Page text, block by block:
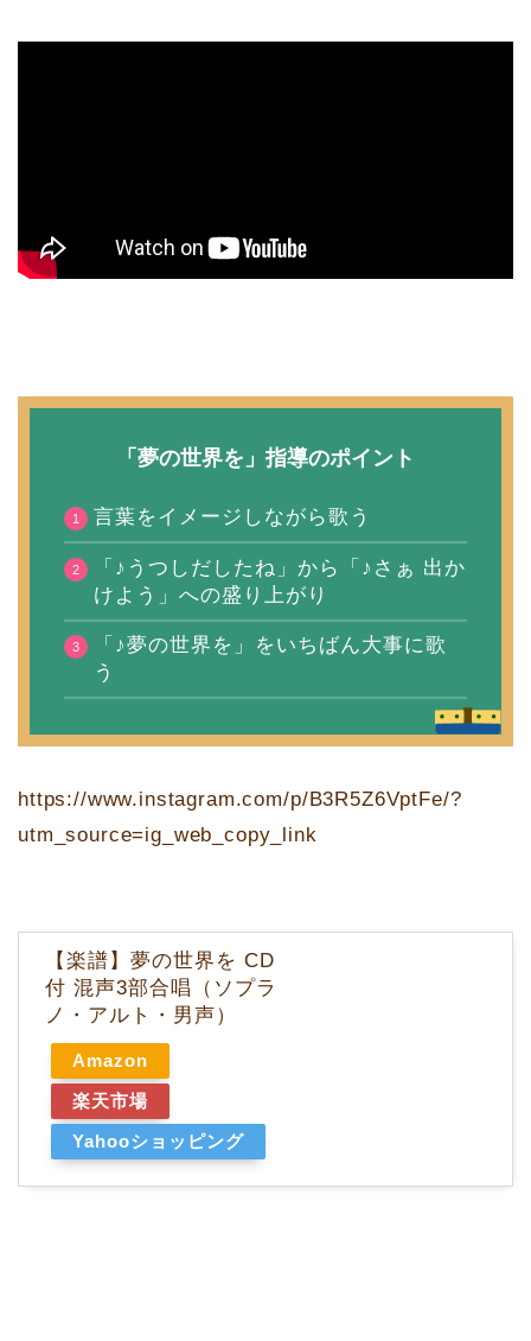
「夢の世界を」指導のポイント
言葉をイメージしながら歌う
「♪うつしだしたね」から「♪さぁ 出か
けよう」への盛り上がり
「♪夢の世界を」をいちばん大事に歌
う
https://www.instagram.com/p/B3R5Z6VptFe/?
utm_source=ig_web_copy_link
【楽譜】夢の世界を CD
付 混声3部合唱（ソプラ
ノ・アルト・男声）
Amazon
楽天市場
Yahooショッピング